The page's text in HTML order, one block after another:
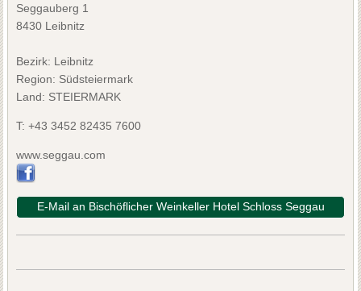
Seggauberg 1
8430 Leibnitz
Bezirk: Leibnitz
Region: Südsteiermark
Land: STEIERMARK
T: +43 3452 82435 7600
www.seggau.com
E-Mail an Bischöflicher Weinkeller Hotel Schloss Seggau